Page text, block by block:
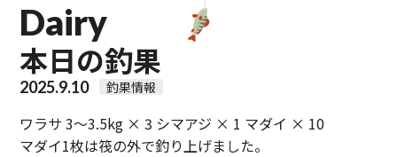
Dairy
本日の釣果
2025.9.10 釣果情報
ワラサ 3～3.5kg × 3 シマアジ × 1 マダイ × 10
マダイ1枚は筏の外で釣り上げました。